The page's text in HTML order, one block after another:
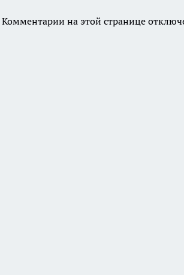
Комментарии на этой странице